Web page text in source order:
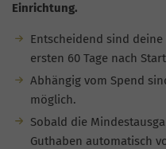
Einrichtung.
Entscheidend sind
ersten 60 Tage nach
Abhängig vom Spend
möglich.
Sobald die
Guthaben automatisch